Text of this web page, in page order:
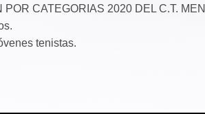
CATEGORIAS 2020 DEL C.T.
tenistas.